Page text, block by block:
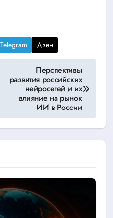
Telegram Дзен
Перспективы
развития российских
нейросетей и их
влияние на рынок
ИИ в России